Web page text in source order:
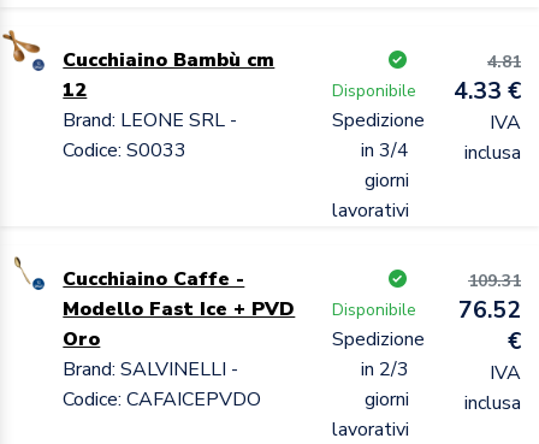
Cucchiaino Bambù cm
12
Brand: LEONE SRL -
Codice: S0033
Disponibile
Spedizione
in 3/4
giorni
lavorativi
4.81
4.33 €
IVA
inclusa
Cucchiaino Caffe -
Modello Fast Ice + PVD
Oro
Brand: SALVINELLI -
Codice: CAFAICEPVDO
Disponibile
Spedizione
in 2/3
giorni
lavorativi
109.31
76.52
€
IVA
inclusa